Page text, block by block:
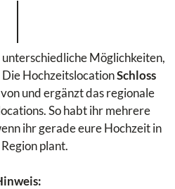
unterschiedliche Möglichkeiten,
HochzeitslocationSchloss
und ergänzt das regionale
So habt ihr mehrere
ihr gerade eure Hochzeit in
plant.